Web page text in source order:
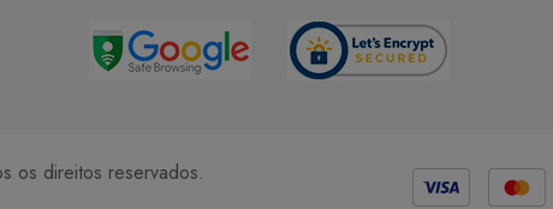
os direitos reservados. Métodos de Pagamento